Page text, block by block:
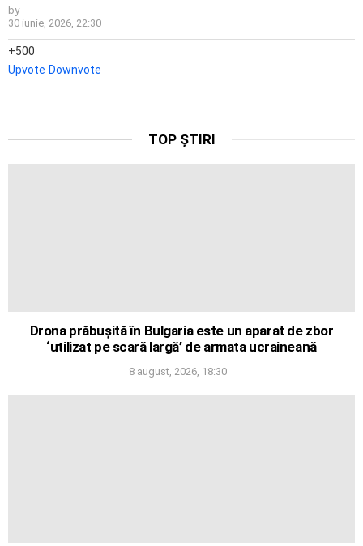
by
30 iunie, 2026, 22:30
500
Upvote Downvote
TOP ȘTIRI
Drona prăbușită în Bulgaria este un aparat de zbor
‘utilizat pe scară largă’ de armata ucraineană
8 august, 2026, 18:30